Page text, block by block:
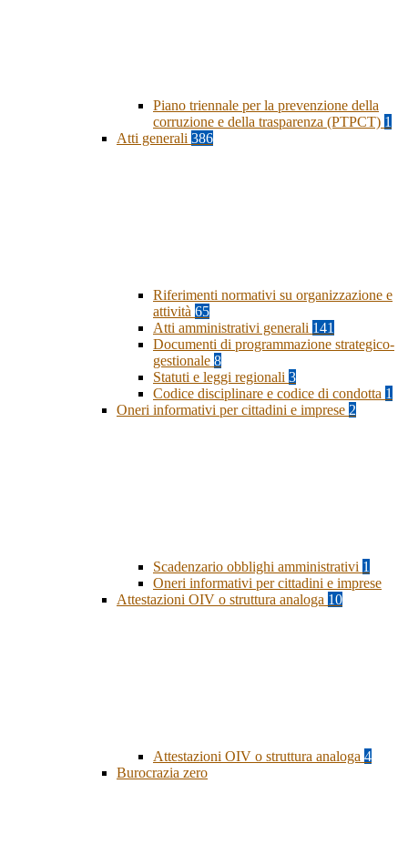
Piano triennale per la prevenzione della
corruzione e della trasparenza (PTPCT) 1
Atti generali 386
Riferimenti normativi su organizzazione e
attività 65
Atti amministrativi generali 141
Documenti di programmazione strategico-
gestionale 8
Statuti e leggi regionali 3
Codice disciplinare e codice di condotta 1
Oneri informativi per cittadini e imprese 2
Scadenzario obblighi amministrativi 1
Oneri informativi per cittadini e imprese
Attestazioni OIV o struttura analoga 10
Attestazioni OIV o struttura analoga 4
Burocrazia zero